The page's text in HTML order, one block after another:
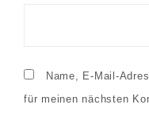
Name, E-Mail-
für meinen nächsten